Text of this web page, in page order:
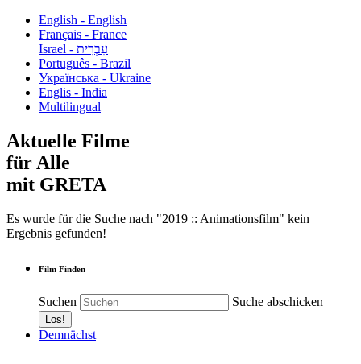
English - English
Français - France
עִבְרִית - Israel
Português - Brazil
Українська - Ukraine
Englis - India
Multilingual
Aktuelle Filme
für Alle
mit GRETA
Es wurde für die Suche nach "2019 :: Animationsfilm" kein
Ergebnis gefunden!
Film Finden
Suchen Suche abschicken
Demnächst